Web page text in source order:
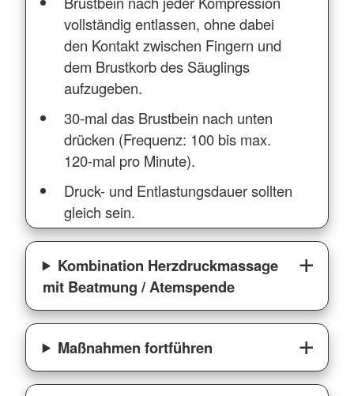
vollständig entlassen, ohne dabei
den Kontakt zwischen Fingern und
dem Brustkorb des Säuglings
aufzugeben.
30-mal das Brustbein nach unten
drücken (Frequenz: 100 bis max.
120-mal pro Minute).
Druck- und Entlastungsdauer sollten
gleich sein.
Kombination Herzdruckmassage
mit Beatmung / Atemspende
Maßnahmen fortführen